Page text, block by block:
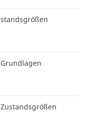
thermische
nach p auf
in die Gleichung der